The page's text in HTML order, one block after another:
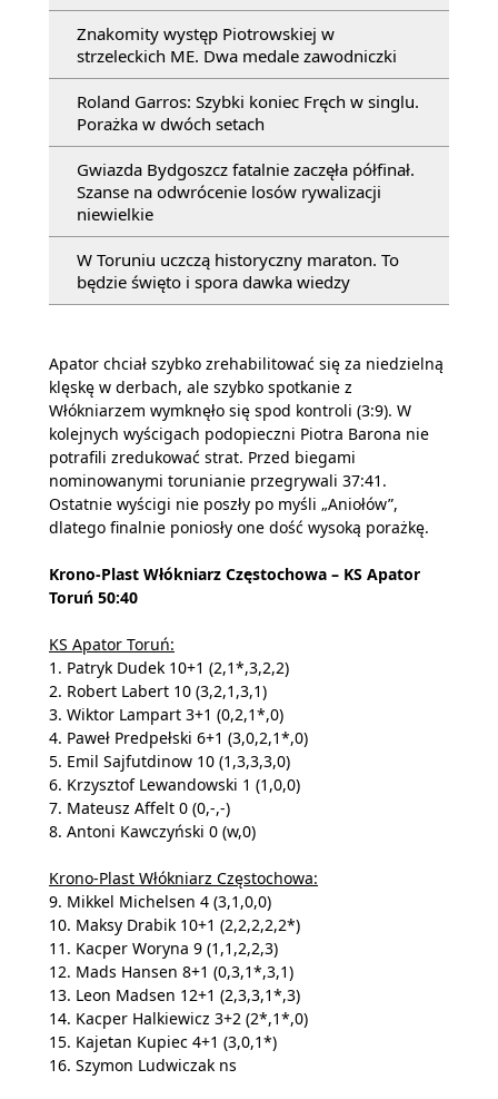
Znakomity występ Piotrowskiej w
strzeleckich ME. Dwa medale zawodniczki
Roland Garros: Szybki koniec Fręch w singlu.
Porażka w dwóch setach
Gwiazda Bydgoszcz fatalnie zaczęła półfinał.
Szanse na odwrócenie losów rywalizacji
niewielkie
W Toruniu uczczą historyczny maraton. To
będzie święto i spora dawka wiedzy
Apator chciał szybko zrehabilitować się za niedzielną
klęskę w derbach, ale szybko spotkanie z
Włókniarzem wymknęło się spod kontroli (3:9). W
kolejnych wyścigach podopieczni Piotra Barona nie
potrafili zredukować strat. Przed biegami
nominowanymi torunianie przegrywali 37:41.
Ostatnie wyścigi nie poszły po myśli „Aniołów”,
dlatego finalnie poniosły one dość wysoką porażkę.
Krono-Plast Włókniarz Częstochowa – KS Apator
Toruń 50:40
KS Apator Toruń:
1. Patryk Dudek 10+1 (2,1*,3,2,2)
2. Robert Labert 10 (3,2,1,3,1)
3. Wiktor Lampart 3+1 (0,2,1*,0)
4. Paweł Predpełski 6+1 (3,0,2,1*,0)
5. Emil Sajfutdinow 10 (1,3,3,3,0)
6. Krzysztof Lewandowski 1 (1,0,0)
7. Mateusz Affelt 0 (0,-,-)
8. Antoni Kawczyński 0 (w,0)
Krono-Plast Włókniarz Częstochowa:
9. Mikkel Michelsen 4 (3,1,0,0)
10. Maksy Drabik 10+1 (2,2,2,2,2*)
11. Kacper Woryna 9 (1,1,2,2,3)
12. Mads Hansen 8+1 (0,3,1*,3,1)
13. Leon Madsen 12+1 (2,3,3,1*,3)
14. Kacper Halkiewicz 3+2 (2*,1*,0)
15. Kajetan Kupiec 4+1 (3,0,1*)
16. Szymon Ludwiczak ns